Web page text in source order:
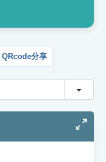
QRcode分享
切換